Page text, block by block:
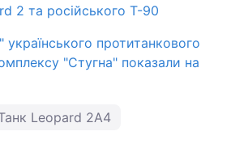
2 та російського Т-90
українського протитанкового
"Стугна" показали на
Leopard 2A4